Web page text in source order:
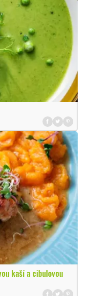
kaší a cibulovou